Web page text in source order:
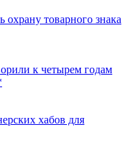
товарного знака
к четырем годам
хабов для